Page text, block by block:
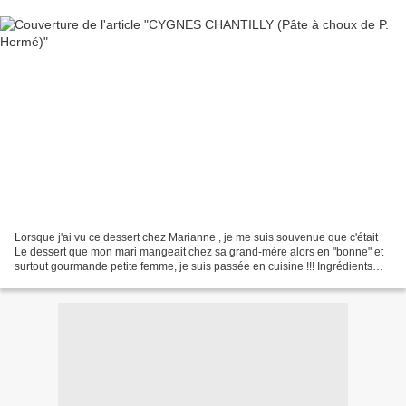
Lorsque j'ai vu ce dessert chez Marianne , je me suis souvenue que c'était
Le dessert que mon mari mangeait chez sa grand-mère alors en "bonne" et
surtout gourmande petite femme, je suis passée en cuisine !!! Ingrédients